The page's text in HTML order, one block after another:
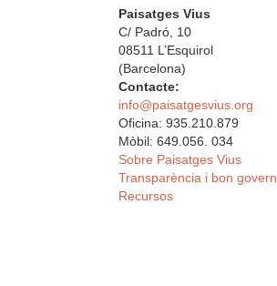
Paisatges Vius
C/ Padró, 10
08511 L’Esquirol
(Barcelona)
Contacte:
info@paisatgesvius.org
Oficina: 935.210.879
Mòbil: 649.056. 034
Sobre Paisatges Vius
Transparència i bon govern
Recursos